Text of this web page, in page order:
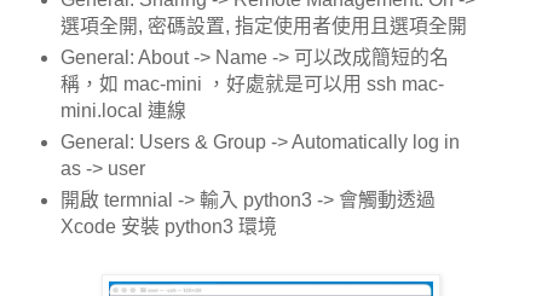
選項全開, 密碼設置, 指定使用者使用且選項全開
General: About -> Name -> 可以改成簡短的名
稱，如 mac-mini ，好處就是可以用 ssh mac-
mini.local 連線
General: Users & Group -> Automatically log in
as -> user
開啟 termnial -> 輸入 python3 -> 會觸動透過
Xcode 安裝 python3 環境